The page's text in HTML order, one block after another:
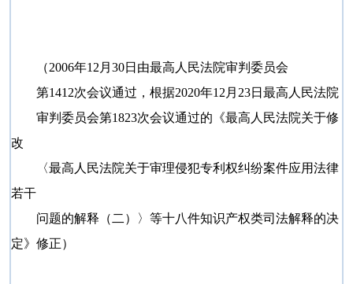
（2006年12月30日由最高人民法院审判委员会
第1412次会议通过，根据2020年12月23日最高人民法院
审判委员会第1823次会议通过的《最高人民法院关于修
改
〈最高人民法院关于审理侵犯专利权纠纷案件应用法律
若干
问题的解释（二）〉等十八件知识产权类司法解释的决
定》修正）